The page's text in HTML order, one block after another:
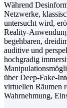
Während
Netzwerke,
untersucht wird,
Reality-
begehbaren,
auditive und
hochgradig
über Deep-Fake-
virtuellen Räumen
Wahrnehmung,